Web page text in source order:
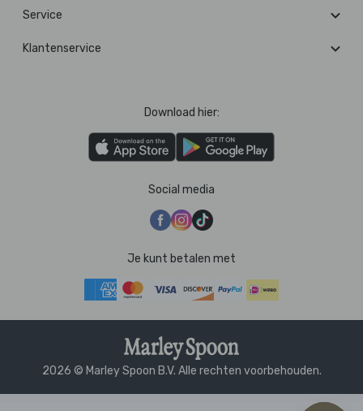
Service
Klantenservice
Download hier:
Social media
Je kunt betalen met
2026 © Marley Spoon B.V. Alle rechten voorbehouden.